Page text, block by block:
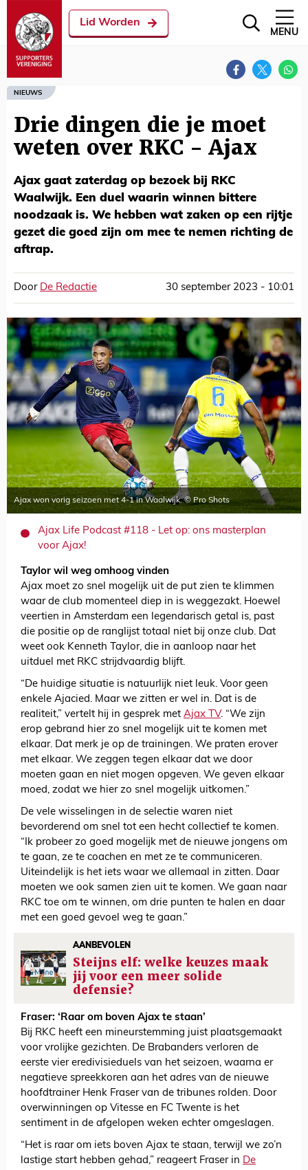
Lid Worden
MENU
NIEUWS
Drie dingen die je moet
weten over RKC - Ajax
Ajax gaat zaterdag op bezoek bij RKC
Waalwijk. Een duel waarin winnen bittere
noodzaak is. We hebben wat zaken op een rijtje
gezet die goed zijn om mee te nemen richting de
aftrap.
Door De Redactie 30 september 2023 - 10:01
Ajax won vorig seizoen met 4-1 in Waalwijk. © Pro Shots
Ajax Life Podcast #118 - Let op: ons masterplan
voor Ajax!
Taylor wil weg omhoog vinden
Ajax moet zo snel mogelijk uit de put zien te klimmen
waar de club momenteel diep in is weggezakt. Hoewel
veertien in Amsterdam een legendarisch getal is, past
die positie op de ranglijst totaal niet bij onze club. Dat
weet ook Kenneth Taylor, die in aanloop naar het
uitduel met RKC strijdvaardig blijft.
“De huidige situatie is natuurlijk niet leuk. Voor geen
enkele Ajacied. Maar we zitten er wel in. Dat is de
realiteit,” vertelt hij in gesprek met Ajax TV. “We zijn
erop gebrand hier zo snel mogelijk uit te komen met
elkaar. Dat merk je op de trainingen. We praten erover
met elkaar. We zeggen tegen elkaar dat we door
moeten gaan en niet mogen opgeven. We geven elkaar
moed, zodat we hier zo snel mogelijk uitkomen.”
De vele wisselingen in de selectie waren niet
bevorderend om snel tot een hecht collectief te komen.
“Ik probeer zo goed mogelijk met de nieuwe jongens om
te gaan, ze te coachen en met ze te communiceren.
Uiteindelijk is het iets waar we allemaal in zitten. Daar
moeten we ook samen zien uit te komen. We gaan naar
RKC toe om te winnen, om drie punten te halen en daar
met een goed gevoel weg te gaan.”
AANBEVOLEN
Steijns elf: welke keuzes maak
jij voor een meer solide
defensie?
Fraser: ‘Raar om boven Ajax te staan’
Bij RKC heeft een mineurstemming juist plaatsgemaakt
voor vrolijke gezichten. De Brabanders verloren de
eerste vier eredivisieduels van het seizoen, waarna er
negatieve spreekkoren aan het adres van de nieuwe
hoofdtrainer Henk Fraser van de tribunes rolden. Door
overwinningen op Vitesse en FC Twente is het
sentiment in de afgelopen weken echter omgeslagen.
“Het is raar om iets boven Ajax te staan, terwijl we zo’n
lastige start hebben gehad,” reageert Fraser in De